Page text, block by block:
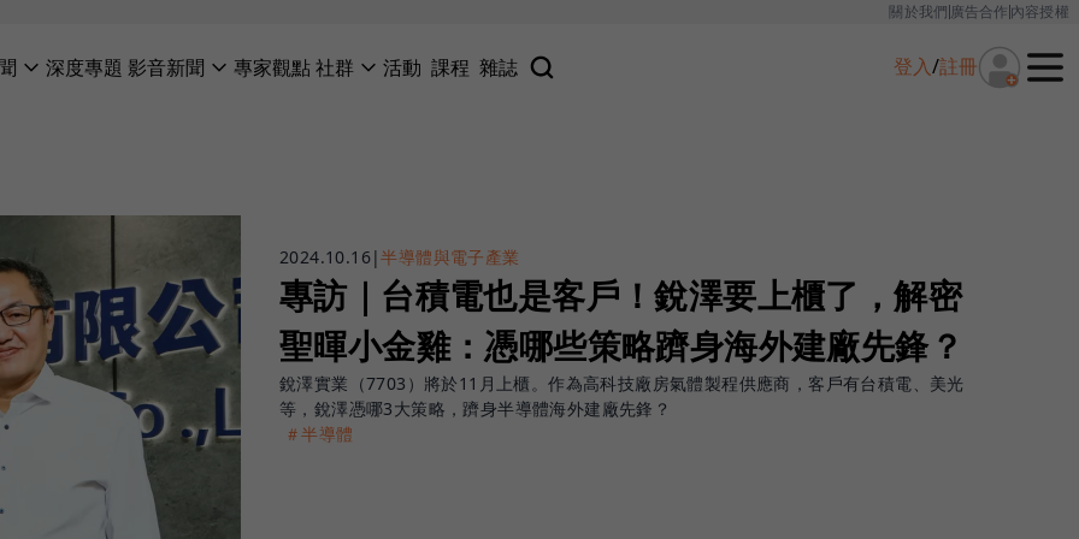
關於我們廣告合作內容授權
深度專題 影音新聞 專家觀點社群 活動 課程 雜誌 登入/註冊
2024.10.16|半導體與電子產業
專訪｜台積電也是客戶！銳澤要上櫃了，解密
聖暉小金雞：憑哪些策略躋身海外建廠先鋒？
銳澤實業（7703）將於11月上櫃。作為高科技廠房氣體製程供應商，客戶有台積電、美光
等，銳澤憑哪3大策略，躋身半導體海外建廠先鋒？
＃半導體